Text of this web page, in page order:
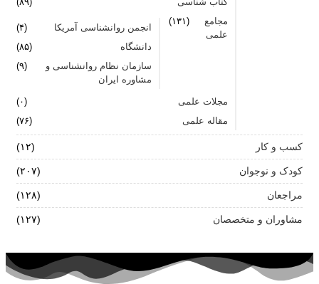
مجامع
علمی
(۱۳۱)
انجمن روانشناسی آمریکا
(۴)
دانشگاه
(۸۵)
سازمان نظام روانشناسی و
مشاوره ایران
(۹)
مجلات علمی
(۰)
مقاله علمی
(۷۶)
کسب و کار (۱۲)
کودک و نوجوان (۲۰۷)
مراجعان (۱۲۸)
مشاوران و متخصصان (۱۲۷)